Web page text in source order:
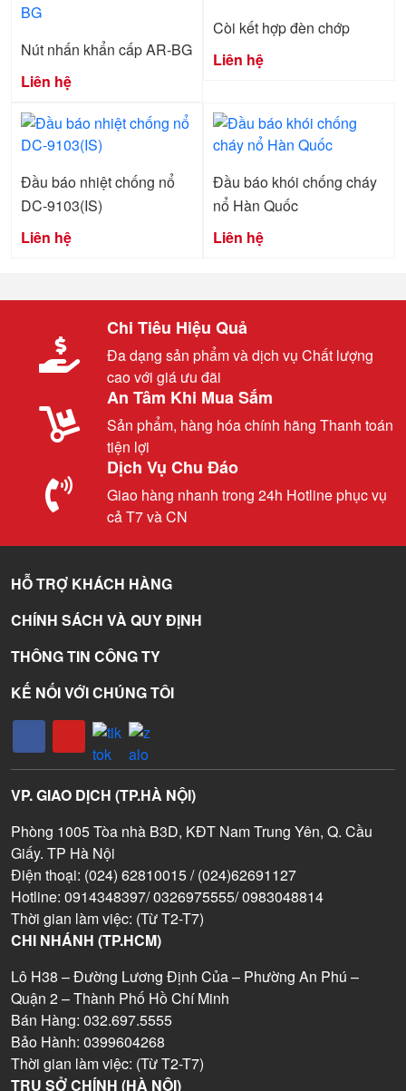
Nút nhấn khẩn cấp AR-BG
Liên hệ
Còi kết hợp đèn chớp
Liên hệ
Đầu báo nhiệt chống nổ
DC-9103(IS)
Liên hệ
Đầu báo khói chống cháy
nổ Hàn Quốc
Liên hệ
Chi Tiêu Hiệu Quả
Đa dạng sản phẩm và dịch vụ Chất lượng
cao với giá ưu đãi
An Tâm Khi Mua Sắm
Sản phẩm, hàng hóa chính hãng Thanh toán
tiện lợi
Dịch Vụ Chu Đáo
Giao hàng nhanh trong 24h Hotline phục vụ
cả T7 và CN
HỖ TRỢ KHÁCH HÀNG
CHÍNH SÁCH VÀ QUY ĐỊNH
THÔNG TIN CÔNG TY
KẾ NỐI VỚI CHÚNG TÔI
VP. GIAO DỊCH (TP.HÀ NỘI)
Phòng 1005 Tòa nhà B3D, KĐT Nam Trung Yên, Q. Cầu
Giấy. TP Hà Nội
Điện thoại: (024) 62810015 / (024)62691127
Hotline: 0914348397/ 0326975555/ 0983048814
Thời gian làm việc: (Từ T2-T7)
CHI NHÁNH (TP.HCM)
Lô H38 – Đường Lương Định Của – Phường An Phú –
Quận 2 – Thành Phố Hồ Chí Minh
Bán Hàng: 032.697.5555
Bảo Hành: 0399604268
Thời gian làm việc: (Từ T2-T7)
TRỤ SỞ CHÍNH (HÀ NỘI)